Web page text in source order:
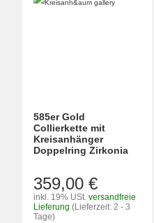
585er Gold
Collierkette mit
Kreisanhänger
Doppelring Zirkonia
359,00 €
inkl. 19% USt. versandfreie
Lieferung (Lieferzeit: 2 - 3
Tage)